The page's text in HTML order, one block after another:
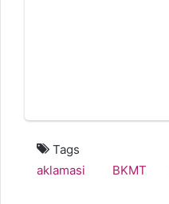
Tags
aklamasi
BKMT